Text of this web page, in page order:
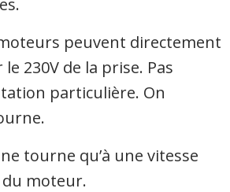
peuvent directement
230V de la prise. Pas
particulière. On
tourne qu’à une vitesse
moteur.